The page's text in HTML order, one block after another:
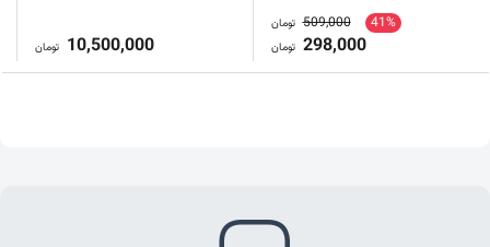
41%
509,000 تومان
298,000 تومان 10,500,000 تومان